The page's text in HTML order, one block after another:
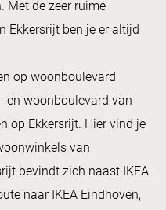
Met de zeer ruime
Ekkersrijt ben je er altijd
op woonboulevard
en woonboulevard van
op Ekkersrijt. Hier vind je
van
bevindt zich naast IKEA
naar IKEA Eindhoven,